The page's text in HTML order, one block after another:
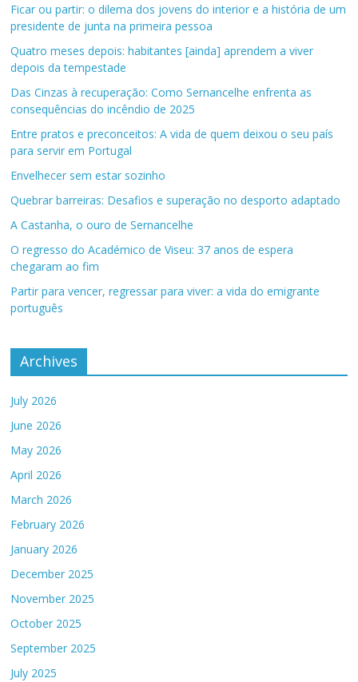
Ficar ou partir: o dilema dos jovens do interior e a história de um
presidente de junta na primeira pessoa
Quatro meses depois: habitantes [ainda] aprendem a viver
depois da tempestade
Das Cinzas à recuperação: Como Sernancelhe enfrenta as
consequências do incêndio de 2025
Entre pratos e preconceitos: A vida de quem deixou o seu país
para servir em Portugal
Envelhecer sem estar sozinho
Quebrar barreiras: Desafios e superação no desporto adaptado
A Castanha, o ouro de Sernancelhe
O regresso do Académico de Viseu: 37 anos de espera
chegaram ao fim
Partir para vencer, regressar para viver: a vida do emigrante
português
Archives
July 2026
June 2026
May 2026
April 2026
March 2026
February 2026
January 2026
December 2025
November 2025
October 2025
September 2025
July 2025